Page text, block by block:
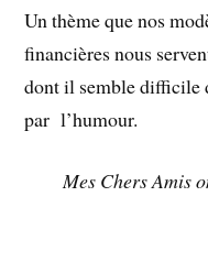
Un thème que nos
financières nous
dont il semble difficile
par l’humour.
Mes Chers Amis